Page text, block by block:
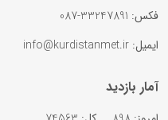
فکس:
ایمیل:
آمار بازدید